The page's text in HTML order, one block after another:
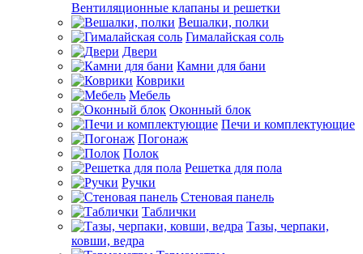
Вентиляционные клапаны и решетки
Вешалки, полки
Гималайская соль
Двери
Камни для бани
Коврики
Мебель
Оконный блок
Печи и комплектующие
Погонаж
Полок
Решетка для пола
Ручки
Стеновая панель
Таблички
Тазы, черпаки,
ковши, ведра